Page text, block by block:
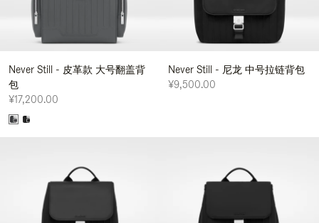
Never Still - 皮革款 大号翻盖背
包
¥17,200.00
Never Still - 尼龙 中号拉链背包
¥9,500.00